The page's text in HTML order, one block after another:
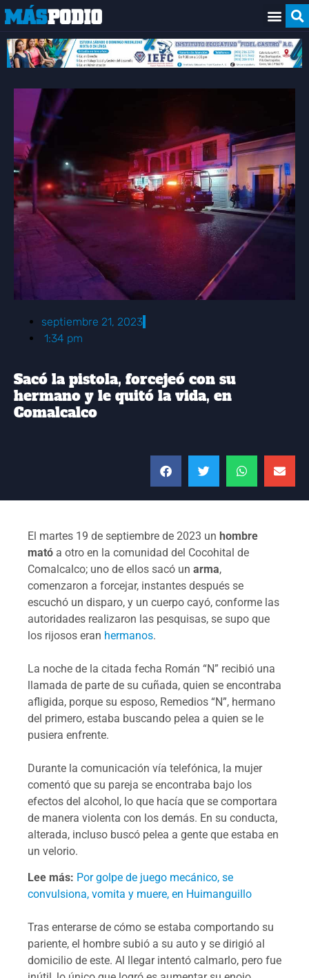
septiembre 21, 2023
1:34 pm
Sacó la pistola, forcejeó con su
hermano y le quitó la vida, en
Comalcalco
El martes 19 de septiembre de 2023 un hombre
mató a otro en la comunidad del Cocohital de
Comalcalco; uno de ellos sacó un arma,
comenzaron a forcejar, instantes después se
escuchó un disparo, y un cuerpo cayó, conforme las
autoridades realizaron las pesquisas, se supo que
los rijosos eran hermanos.
La noche de la citada fecha Román “N” recibió una
llamada de parte de su cuñada, quien se encontraba
afligida, porque su esposo, Remedios “N”, hermano
del primero, estaba buscando pelea a quien se le
pusiera enfrente.
Durante la comunicación vía telefónica, la mujer
comentó que su pareja se encontraba bajo los
efectos del alcohol, lo que hacía que se comportara
de manera violenta con los demás. En su conducta,
alterada, incluso buscó pelea a gente que estaba en
un velorio.
Lee más: Por golpe de juego mecánico, se
convulsiona, vomita y muere, en Huimanguillo
Tras enterarse de cómo se estaba comportando su
pariente, el hombre subió a su auto y se dirigió al
domicilio de este. Al llegar intentó calmarlo, pero fue